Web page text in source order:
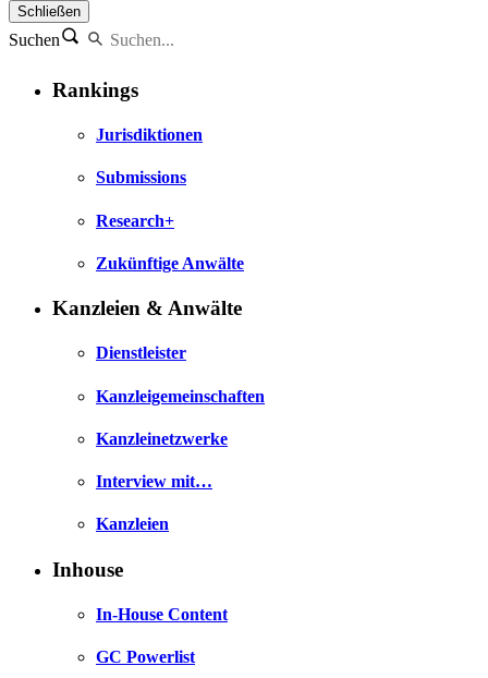
Schließen
Suchen
Rankings
Jurisdiktionen
Submissions
Research+
Zukünftige Anwälte
Kanzleien & Anwälte
Dienstleister
Kanzleigemeinschaften
Kanzleinetzwerke
Interview mit…
Kanzleien
Inhouse
In-House Content
GC Powerlist